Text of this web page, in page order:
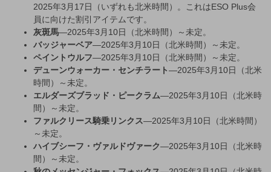
2025年3月17日（いずれも北米時間）。これはESO Plus会
員に向けた割引アイテムです。
灰斑馬—2025年3月10日（北米時間）～未定。
バッジャーベア—2025年3月10日（北米時間）～未定。
ペイントウルフ—2025年3月10日（北米時間）～未定。
デューンウォーカー・センチラート—2025年3月10日（北米
時間）～未定。
エルダーズブラッド・ピークラム—2025年3月10日（北米時
間）～未定。
ファルクリース騎乗リンクス—2025年3月10日（北米時間）
～未定。
ハイブシーフ・ヴァルドヴァーク—2025年3月10日（北米時
間）～未定。